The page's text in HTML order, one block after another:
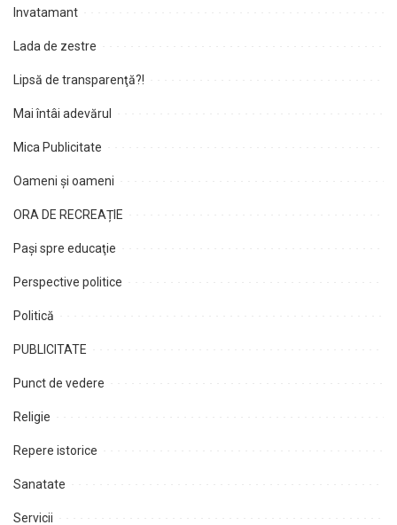
Invatamant
Lada de zestre
Lipsă de transparenţă?!
Mai întâi adevărul
Mica Publicitate
Oameni şi oameni
ORA DE RECREAȚIE
Paşi spre educaţie
Perspective politice
Politică
PUBLICITATE
Punct de vedere
Religie
Repere istorice
Sanatate
Servicii